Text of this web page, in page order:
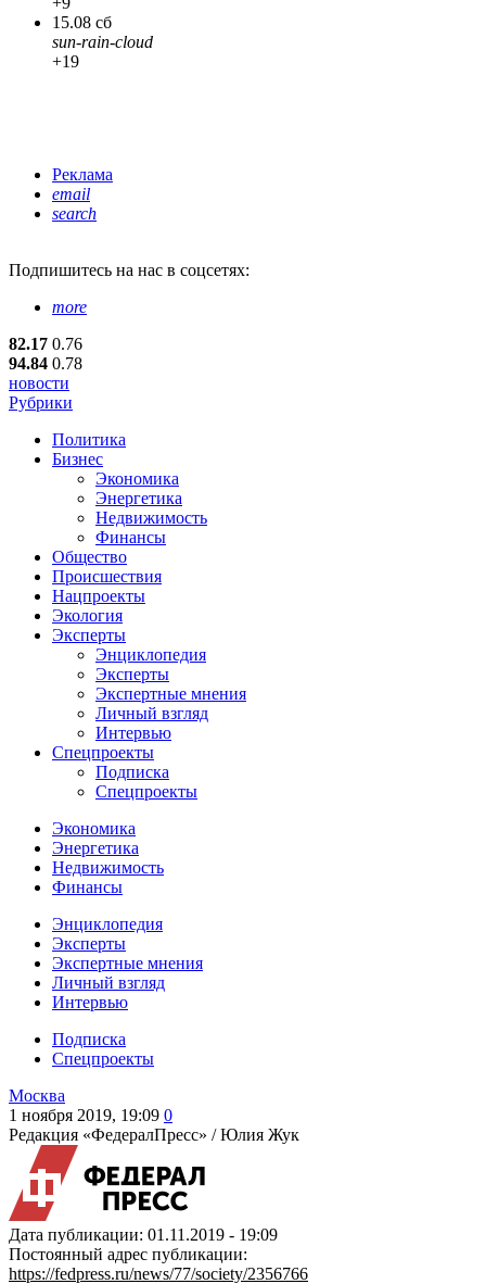
15.08 сб
sun-rain-cloud
+19
Реклама
email
search
Подпишитесь на нас в соцсетях:
more
82.17 0.76
94.84 0.78
новости
Рубрики
Политика
Бизнес
Экономика
Энергетика
Недвижимость
Финансы
Общество
Происшествия
Нацпроекты
Экология
Эксперты
Энциклопедия
Эксперты
Экспертные мнения
Личный взгляд
Интервью
Спецпроекты
Подписка
Спецпроекты
Экономика
Энергетика
Недвижимость
Финансы
Энциклопедия
Эксперты
Экспертные мнения
Личный взгляд
Интервью
Подписка
Спецпроекты
Москва
1 ноября 2019, 19:09 0
Редакция «ФедералПресс» /Юлия Жук
Дата публикации: 01.11.2019 - 19:09
Постоянный адрес публикации:
https://fedpress.ru/news/77/society/2356766